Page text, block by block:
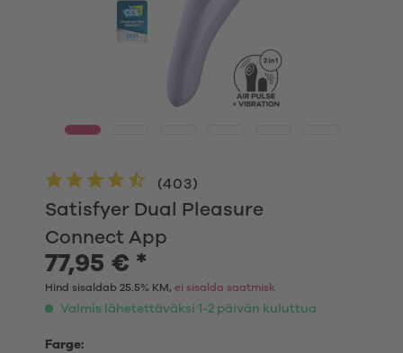
Satisfyer Dual Pleasure
Connect App
(403)
77,95 € *
Hind sisaldab 25.5% KM, ei sisalda saatmisk
Valmis lähetettäväksi 1-2 päivän kuluttua
Farge: